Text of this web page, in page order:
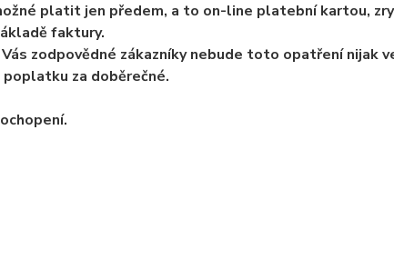
platit jen předem, a to on-line platební kartou,
faktury.
zodpovědné zákazníky nebude toto opatření nijak
poplatku za doběrečné.